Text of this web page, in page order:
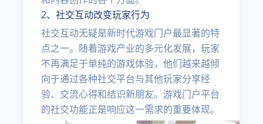
2、社交互动改变玩家行为
社交互动无疑是新时代游戏门户最显著的特
点之一。随着游戏产业的多元化发展，玩家
不再满足于单纯的游戏体验，他们越来越倾
向于通过各种社交平台与其他玩家分享经
验、交流心得和结识新朋友。游戏门户平台
的社交功能正是响应这一需求的重要体现。